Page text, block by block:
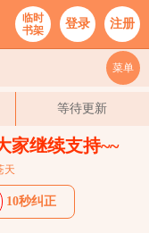
临时
书架
登录 注册
菜单
等待更新
家继续支持~~
天
10秒纠正